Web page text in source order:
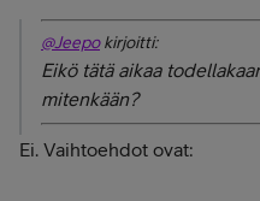
@Jeepokirjoitti:
Eikö tätä aikaa
mitenkään?
Ei. Vaihtoehdot ovat: